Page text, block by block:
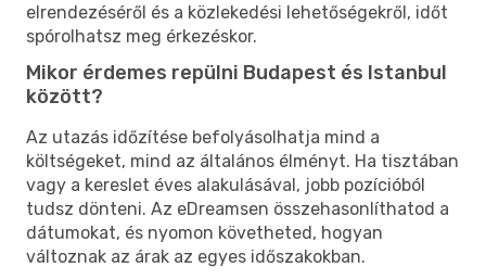
elrendezéséről és a közlekedési lehetőségekről, időt
spórolhatsz meg érkezéskor.
Mikor érdemes repülni Budapest és Istanbul
között?
Az utazás időzítése befolyásolhatja mind a
költségeket, mind az általános élményt. Ha tisztában
vagy a kereslet éves alakulásával, jobb pozícióból
tudsz dönteni. Az eDreamsen összehasonlíthatod a
dátumokat, és nyomon követheted, hogyan
változnak az árak az egyes időszakokban.